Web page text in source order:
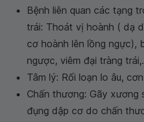
Bệnh liên quan các tạng
trái: Thoát vị hoành ( dạ
cơ hoành lên lồng ngực),
ngược, viêm đại tràng
Tâm lý: Rối loạn lo âu,
Chấn thương: Gãy xương
đụng dập cơ do chấn